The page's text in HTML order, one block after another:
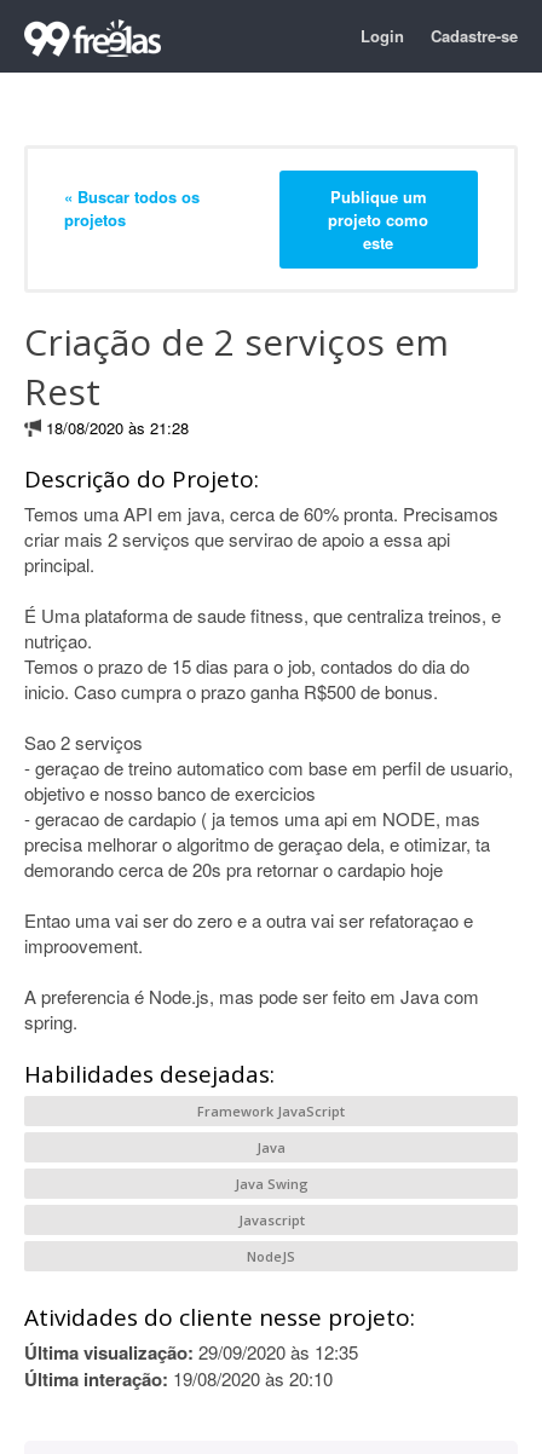
Login Cadastre-se
« Buscar todos os
projetos
Publique um
projeto como
este
Criação de 2 serviços em
Rest
18/08/2020 às 21:28
Descrição do Projeto:
Temos uma API em java, cerca de 60% pronta. Precisamos
criar mais 2 serviços que servirao de apoio a essa api
principal.
É Uma plataforma de saude fitness, que centraliza treinos, e
nutriçao.
Temos o prazo de 15 dias para o job, contados do dia do
inicio. Caso cumpra o prazo ganha R$500 de bonus.
Sao 2 serviços
- geraçao de treino automatico com base em perfil de usuario,
objetivo e nosso banco de exercicios
- geracao de cardapio ( ja temos uma api em NODE, mas
precisa melhorar o algoritmo de geraçao dela, e otimizar, ta
demorando cerca de 20s pra retornar o cardapio hoje
Entao uma vai ser do zero e a outra vai ser refatoraçao e
improovement.
A preferencia é Node.js, mas pode ser feito em Java com
spring.
Habilidades desejadas:
Framework JavaScript
Java
Java Swing
Javascript
NodeJS
Atividades do cliente nesse projeto:
Última visualização: 29/09/2020 às 12:35
Última interação: 19/08/2020 às 20:10